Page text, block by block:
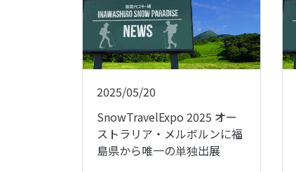
2025/05/20
SnowTravelExpo 2025 オー
ストラリア・メルボルンに福
島県から唯一の単独出展